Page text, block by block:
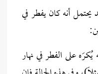
أنه كان يفطر في
على الفطر في نهار